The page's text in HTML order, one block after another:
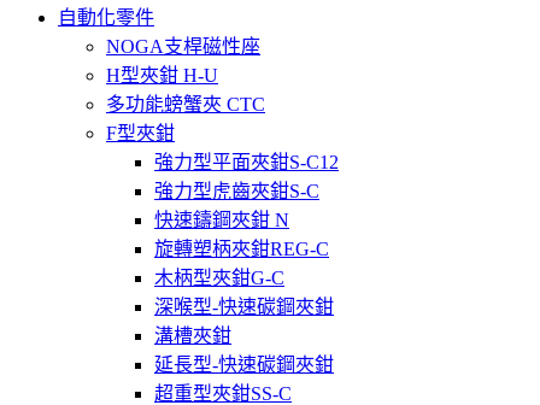
自動化零件
NOGA支桿磁性座
H型夾鉗 H-U
多功能螃蟹夾 CTC
F型夾鉗
強力型平面夾鉗S-C12
強力型虎齒夾鉗S-C
快速鑄鋼夾鉗 N
旋轉塑柄夾鉗REG-C
木柄型夾鉗G-C
深喉型-快速碳鋼夾鉗
溝槽夾鉗
延長型-快速碳鋼夾鉗
超重型夾鉗SS-C